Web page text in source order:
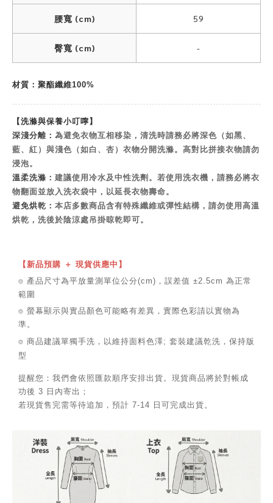
腰寬 (cm) 59
臀寬 (cm) -
材質：聚酯纖維100%
【洗滌與保養小叮嚀】
深淺分離： 為避免衣物互相移染，清洗時請務必將深色（如黑、
藍、紅）與淺色（如白、杏）衣物分開洗滌。高對比拼接衣物請勿
浸泡。
溫柔洗滌： 建議使用冷水及中性洗劑。若使用洗衣機，請務必將衣
物翻面並放入洗衣袋中，以延長衣物壽命。
避免烘乾： 本店多數商品含有特殊纖維或彈性結構，請勿使用高溫
烘乾，洗後於陰涼處吊掛晾乾即可。
【新品預購 ＋ 現貨供應中】
⌾ 產品尺寸為平放量測單位公分(cm)，誤差值 ±2.5cm 為正常
範圍
⌾ 螢幕顯示與實品顏色可能略有差異，實際色彩請以實物為
準。
⌾ 商品建議單獨手洗，以維持面料色澤; 套裝建議乾洗，保持版
型
提醒您：我們會依照匯款順序安排出貨。現貨商品將於對帳成
功後 3 日內寄出；
若現貨售完需等待追加，預計 7-14 日可完成出貨。